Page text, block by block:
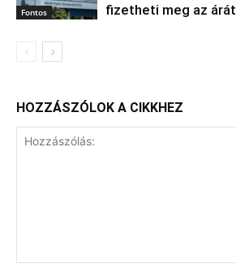
Fontos
fizetheti meg az árát
HOZZÁSZÓLOK A CIKKHEZ